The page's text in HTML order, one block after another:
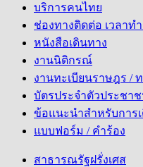
บริการคนไทย
ช่องทางติดต่อ เวลาท
หนังสือเดินทาง
งานนิติกรณ์
งานทะเบียนราษฎร /
บัตรประจำตัวประชา
ข้อแนะนำสำหรับการ
แบบฟอร์ม / คำร้อง
สาธารณรัฐฝรั่งเศส